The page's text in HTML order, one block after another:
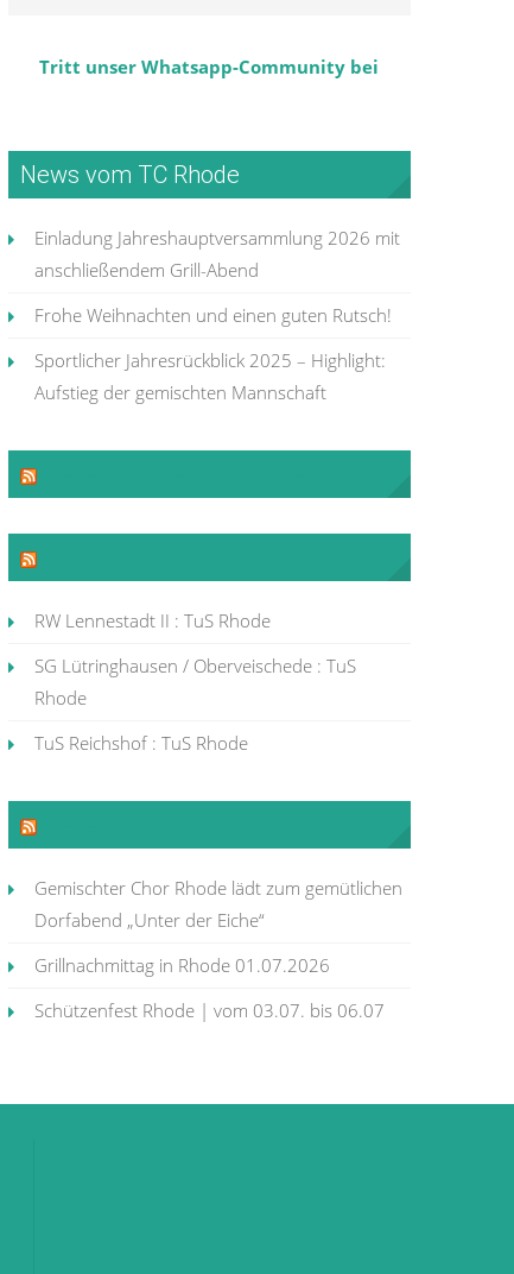
Tritt unser Whatsapp-Community bei
News vom TC Rhode
Einladung Jahreshauptversammlung 2026 mit
anschließendem Grill-Abend
Frohe Weihnachten und einen guten Rutsch!
Sportlicher Jahresrückblick 2025 – Highlight:
Aufstieg der gemischten Mannschaft
RW Lennestadt II : TuS Rhode
SG Lütringhausen / Oberveischede : TuS
Rhode
TuS Reichshof : TuS Rhode
Gemischter Chor Rhode lädt zum gemütlichen
Dorfabend „Unter der Eiche“
Grillnachmittag in Rhode 01.07.2026
Schützenfest Rhode | vom 03.07. bis 06.07